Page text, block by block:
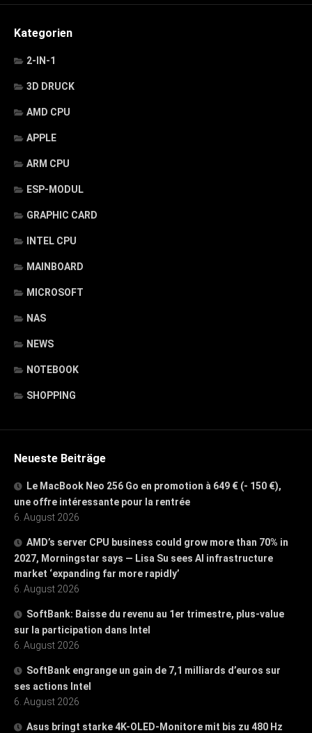
Kategorien
2-IN-1
3D DRUCK
AMD CPU
APPLE
ARM CPU
ESP-MODUL
GRAPHIC CARD
INTEL CPU
MAINBOARD
MICROSOFT
NAS
NEWS
NOTEBOOK
SHOPPING
Neueste Beiträge
Le MacBook Neo 256 Go en promotion à 649 € (- 150 €),
une offre intéressante pour la rentrée
6. August 2026
AMD’s server CPU business could grow more than 70% in
2027, Morningstar says — Lisa Su sees AI infrastructure
market ‘expanding far more rapidly’
6. August 2026
SoftBank: Baisse du revenu au 1er trimestre, plus-value
sur la participation dans Intel
6. August 2026
SoftBank engrange un gain de 7,1 milliards d’euros sur
ses actions Intel
6. August 2026
Asus bringt starke 4K-OLED-Monitore mit bis zu 480 Hz